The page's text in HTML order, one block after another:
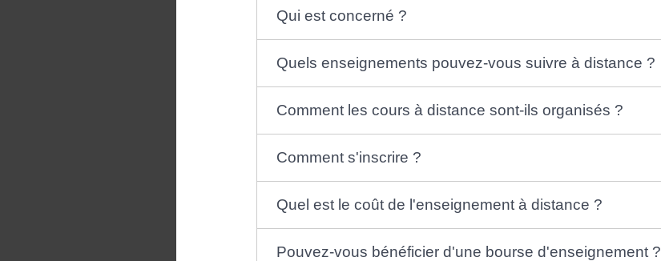
Qui est concerné ?
Quels enseignements pouvez-vous suivre à distance ?
Comment les cours à distance sont-ils organisés ?
Comment s'inscrire ?
Quel est le coût de l'enseignement à distance ?
Pouvez-vous bénéficier d'une bourse d'enseignement ?